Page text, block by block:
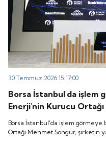
30 Temmuz 2026 15:17:00
Borsa İstanbul'da işlem
Enerji'nin Kurucu
yatırım planlarını anlattı.
Borsa İstanbul'da işlem
Ortağı Mehmet Songur, şirketin